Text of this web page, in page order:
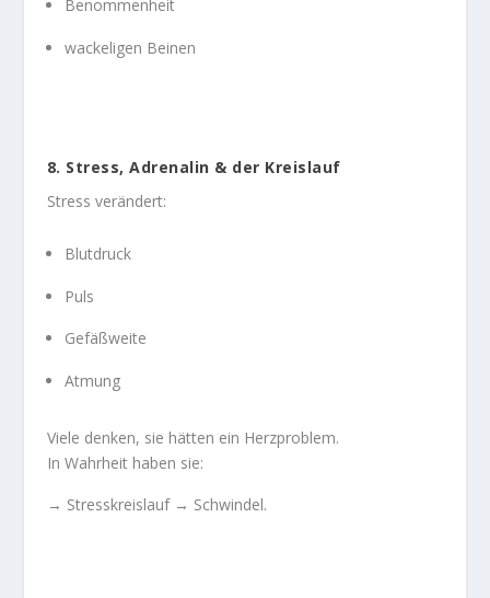
Benommenheit
wackeligen Beinen
8. Stress, Adrenalin & der Kreislauf
Stress verändert:
Blutdruck
Puls
Gefäßweite
Atmung
Viele denken, sie hätten ein Herzproblem.
In Wahrheit haben sie:
→ Stresskreislauf → Schwindel.